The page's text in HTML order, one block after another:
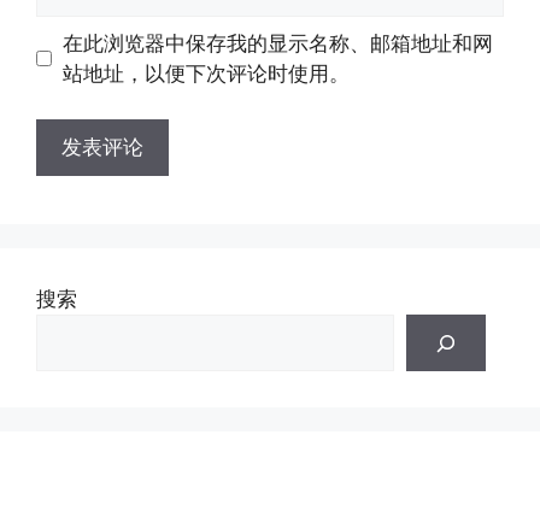
址
址
在此浏览器中保存我的显示名称、邮箱地址和网
站地址，以便下次评论时使用。
搜索